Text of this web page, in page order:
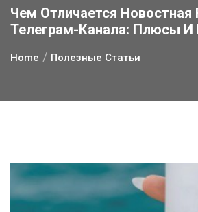
Чем Отличается
Телеграм-Канала: Плюсы И
Home Полезные Статьи